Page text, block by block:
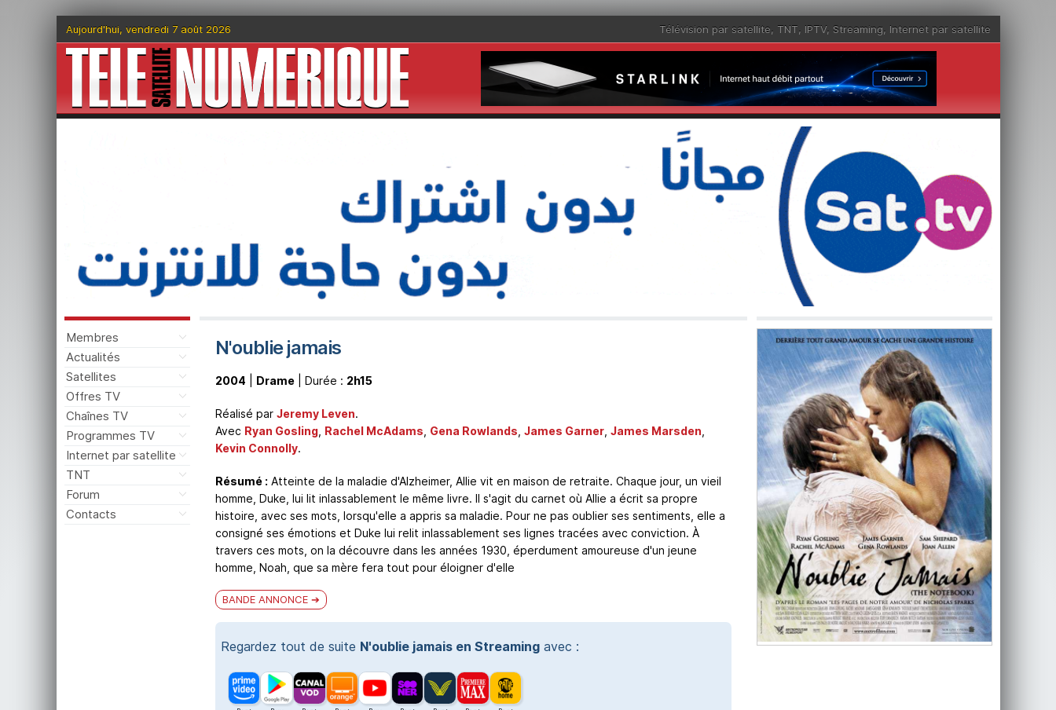
Aujourd'hui, vendredi 7 août 2026 Télévision par satellite, TNT, IPTV, Streaming, Internet par satellite
Membres
Actualités
Satellites
Offres TV
Chaînes TV
Programmes TV
Internet par satellite
TNT
Forum
Contacts
N'oublie jamais
2004 Drame| Durée : 2h15
Réalisé par Jeremy Leven.
Avec Ryan Gosling, Rachel McAdams Gena Rowlands James Garner, James Marsden
Kevin Connolly.
Résumé : Atteinte de la maladie d'Alzheimer, Allie vit en maison de retraite. Chaque jour, un vieil
homme, Duke, lui lit inlassablement le même livre. Il s'agit du carnet où Allie a écrit sa propre
histoire, avec ses mots, lorsqu'elle a appris sa maladie. Pour ne pas oublier ses sentiments, elle a
consigné ses émotions et Duke lui relit inlassablement ses lignes tracées avec conviction. À
travers ces mots, on la découvre dans les années 1930, éperdument amoureuse d'un jeune
homme, Noah, que sa mère fera tout pour éloigner d'elle
BANDE ANNONCE
Regardez tout de suite N'oublie jamais en Streamingavec :